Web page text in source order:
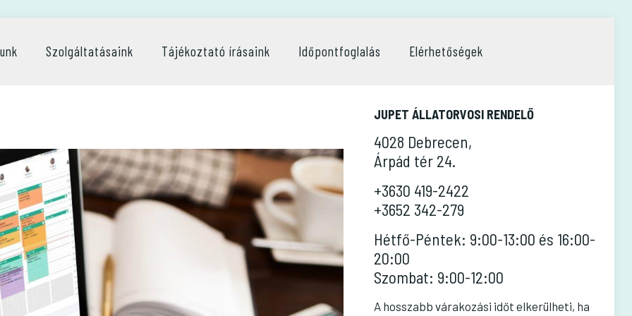
Szolgáltatásaink Tájékoztató írásaink Időpontfoglalás Elérhetőségek
JUPET ÁLLATORVOSI RENDELŐ
4028 Debrecen,
Árpád tér 24.
+3630 419-2422
+3652 342-279
Hétfő-Péntek: 9:00-13:00 és 16:00-
20:00
Szombat: 9:00-12:00
A hosszabb várakozási időt elkerülheti, ha